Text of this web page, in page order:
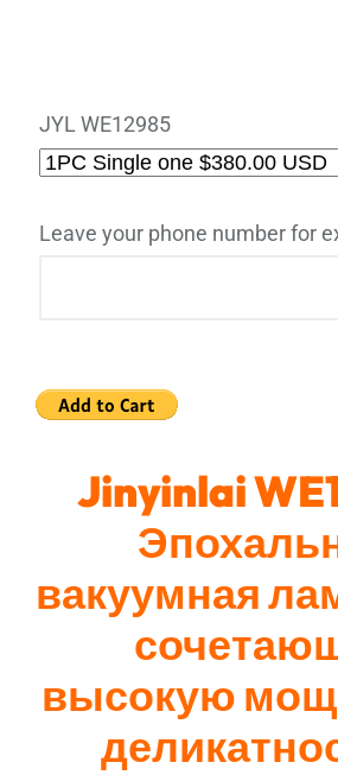
JYL WE12985
Leave your phone number for
Jinyinlai
вакуумная
высокую